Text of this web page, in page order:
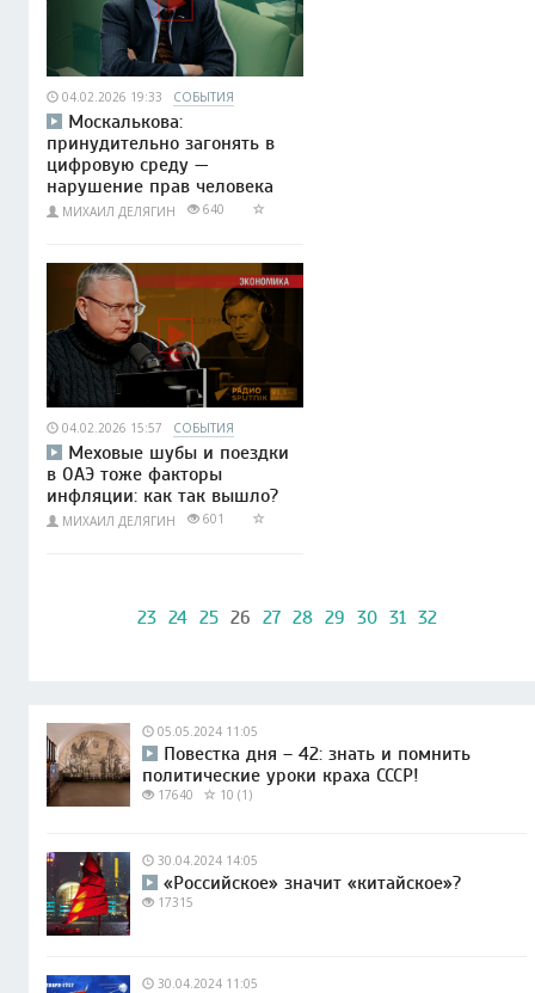
04.02.2026 19:33 СОБЫТИЯ
Москалькова:
принудительно загонять в
цифровую среду —
нарушение прав человека
МИХАИЛ ДЕЛЯГИН 640
04.02.2026 15:57 СОБЫТИЯ
Меховые шубы и поездки
в ОАЭ тоже факторы
инфляции: как так вышло?
МИХАИЛ ДЕЛЯГИН 601
23 24 25 26 27 28 29 30 31 32
05.05.2024 11:05
Повестка дня – 42: знать и помнить
политические уроки краха СССР!
17640 10 (1)
30.04.2024 14:05
«Российское» значит «китайское»?
17315
30.04.2024 11:05